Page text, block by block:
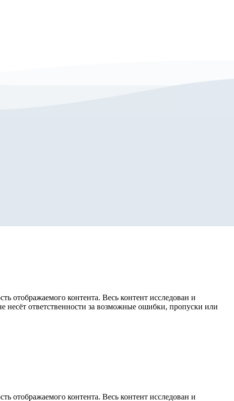
отображаемого контента. Весь контент исследован и
несёт ответственности за возможные ошибки, пропуски или
отображаемого контента. Весь контент исследован и